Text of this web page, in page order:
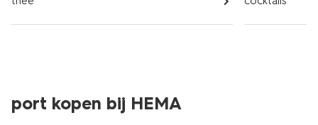
port kopen bij HEMA